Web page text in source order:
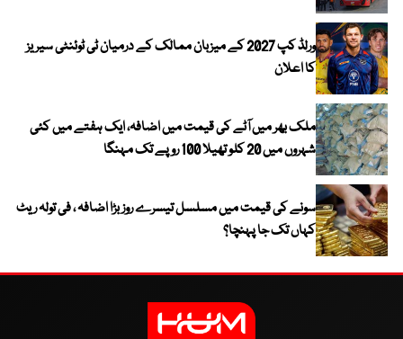
ورلڈ کپ 2027 کے میزبان ممالک کے درمیان ٹی ٹوئنٹی سیریز
کا اعلان
ملک بھر میں آٹے کی قیمت میں اضافہ، ایک ہفتے میں کئی
شہروں میں 20 کلو تھیلا 100 روپے تک مہنگا
سونے کی قیمت میں مسلسل تیسرے روز بڑا اضافہ ، فی تولہ ریٹ
کہاں تک جا پہنچا؟